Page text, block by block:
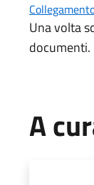
Una volta
documenti.
A